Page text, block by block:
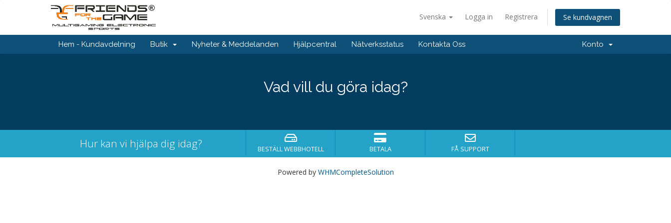
Svenska Logga in Registrera Se kundvagnen
Hem - Kundavdelning Butik Nyheter & Meddelanden Hjälpcentral Nätverksstatus Kontakta Oss Konto
Vad vill du göra idag?
Hur kan vi hjälpa dig idag? BESTÄLL WEBBHOTELL BETALA FÅ SUPPORT
Powered by WHMCompleteSolution